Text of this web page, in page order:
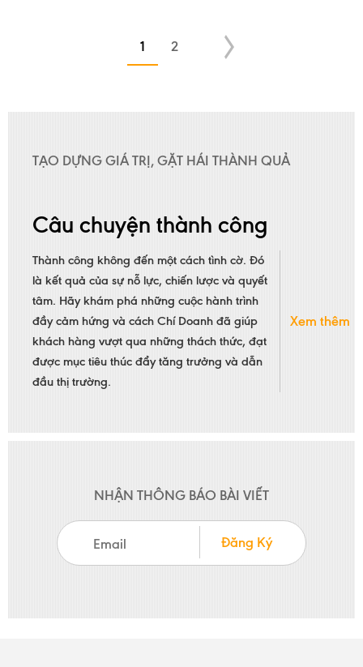
1 2
TẠO DỰNG GIÁ TRỊ, GẶT HÁI THÀNH QUẢ
Câu chuyện thành công
Thành công không đến một cách tình cờ. Đó
là kết quả của sự nỗ lực, chiến lược và quyết
tâm. Hãy khám phá những cuộc hành trình
đầy cảm hứng và cách Chí Doanh đã giúp
khách hàng vượt qua những thách thức, đạt
được mục tiêu thúc đẩy tăng trưởng và dẫn
đầu thị trường.
Xem thêm
NHẬN THÔNG BÁO BÀI VIẾT
Đăng Ký